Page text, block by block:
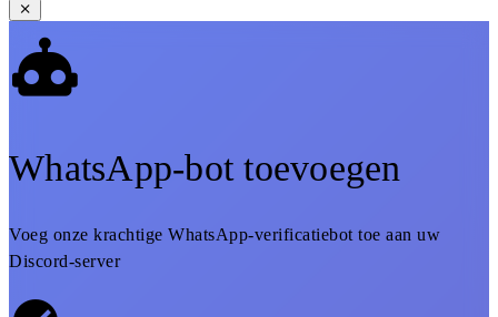
WhatsApp-bot toevoegen
Voeg onze krachtige WhatsApp-verificatiebot toe aan uw
Discord-server